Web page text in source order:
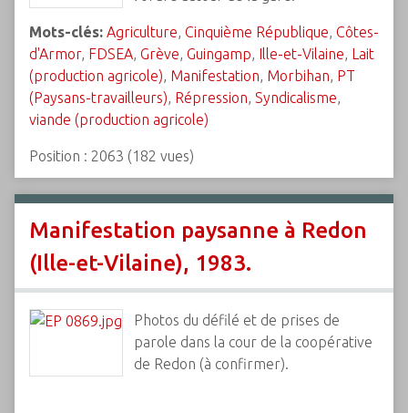
Mots-clés: Agriculture, Cinquième République, Côtes-
d'Armor, FDSEA, Grève, Guingamp, Ille-et-Vilaine, Lait
(production agricole), Manifestation, Morbihan, PT
(Paysans-travailleurs), Répression, Syndicalisme,
viande (production agricole)
Position : 2063 (182 vues)
Manifestation paysanne à Redon
(Ille-et-Vilaine), 1983.
Photos du défilé et de prises de
parole dans la cour de la coopérative
de Redon (à confirmer).